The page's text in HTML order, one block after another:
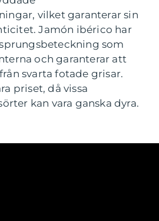
vilket garanterar sin
Jamón ibérico har
som
och garanterar att
svarta fotade grisar.
priset, då vissa
kan vara ganska dyra.